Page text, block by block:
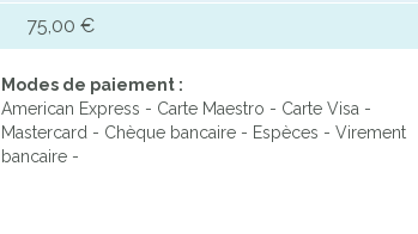
75,00 €
Modes de paiement :
American Express - Carte Maestro - Carte Visa -
Mastercard - Chèque bancaire - Espèces - Virement
bancaire -